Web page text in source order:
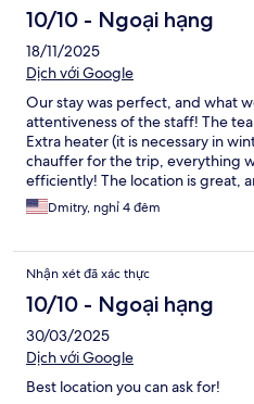
10/10 - Ngoại hạng
18/11/2025
Dịch với Google
Our stay was perfect, and what
attentiveness of the staff! The
Extra heater (it is necessary in
chauffer for the trip, everything
efficiently! The location is great,
Dmitry, nghỉ 4 đêm
Nhận xét đã xác thực
10/10 - Ngoại hạng
30/03/2025
Dịch với Google
Best location you can ask for!